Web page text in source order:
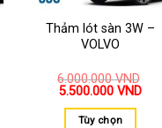
Thảm lót sàn 3W –
VOLVO
6.000.000VND
5.500.000 VND
Tùy chọn